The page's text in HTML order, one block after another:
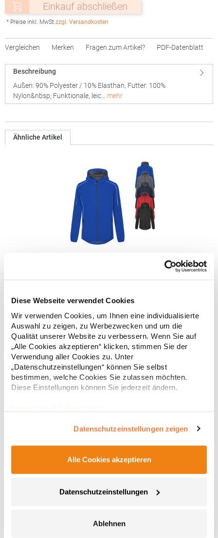
Diese Webseite verwendet Cookies
Wir verwenden Cookies, um Ihnen eine individualisierte
Auswahl zu zeigen, zu Werbezwecken und um die
Qualität unserer Website zu verbessern. Wenn Sie auf
„Alle Cookies akzeptieren“ klicken, stimmen Sie der
Verwendung aller Cookies zu. Unter
„Datenschutzeinstellungen“ können Sie selbst
bestimmen, welche Cookies Sie zulassen möchten.
Diese Einstellungen können Sie jederzeit ändern.
Datenschutzeinstellungen zeigen
Alle Cookies akzeptieren
Datenschutzeinstellungen
Ablehnen
Einkauf abschließen
* Preise inkl. MwSt.zzgl. Versandkosten
Vergleichen Merken Fragen zum Artikel? PDF-Datenblatt
Beschreibung
Außen: 90% Polyester / 10% Elasthan, Futter: 100%
Nylon&nbsp; Funktionale, leic… mehr
Ähnliche Artikel
E7830 Promodoro Herren leichte Softshell Jacke
Kinnschutz Verlängertes Rückenteil mit abgerundetem Saum 2
Schlüsselanhänger in Seitentasche Reflektierende Paspeln und
Reißverschlussanhänger Teilungsnähte Neutrales Größenetikett
Atmungsaktiv, wasserdicht 8.000 mm, winddicht Softshell-
Single-Jersey-Bonding Bi-elastischMaterialzusammensetzung:
72% Polyester / 25% Baumwolle / 3% ElasthanAngaben zur
Produktsicherheit: Herst.-Nr.: 7830Hersteller: Promodoro
Fashion GmbH Am Gatherhof 57 40472 Düsseldorf Deutschland
E-Mail: info@promodoro.de
ab 66,82 € *
* Preise inkl. gesetzlicher Mwst. +Versandkosten *
Softshelljacke